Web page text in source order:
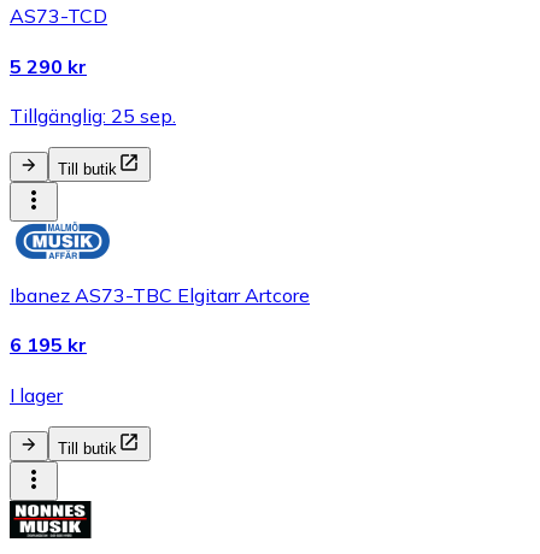
AS73-TCD
5 290 kr
Tillgänglig: 25 sep.
Till butik
Ibanez AS73-TBC Elgitarr Artcore
6 195 kr
I lager
Till butik